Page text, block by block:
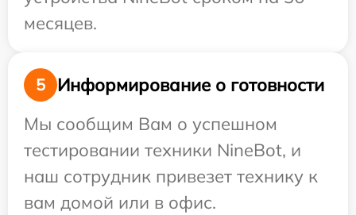
месяцев.
5
Информирование о готовности
Мы сообщим Вам о успешном
тестировании техники NineBot, и
наш сотрудник привезет технику к
вам домой или в офис.